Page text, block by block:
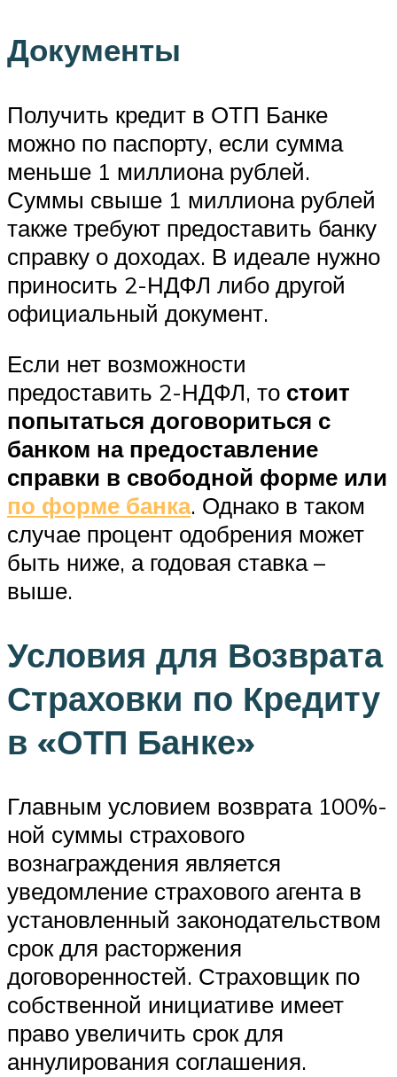
Документы
Получить кредит в ОТП Банке
можно по паспорту, если сумма
меньше 1 миллиона рублей.
Суммы свыше 1 миллиона рублей
также требуют предоставить банку
справку о доходах. В идеале нужно
приносить 2-НДФЛ либо другой
официальный документ.
Если нет возможности
предоставить 2-НДФЛ, то стоит
попытаться договориться с
банком на предоставление
справки в свободной форме или
по форме банка. Однако в таком
случае процент одобрения может
быть ниже, а годовая ставка –
выше.
Условия для Возврата
Страховки по Кредиту
в «ОТП Банке»
Главным условием возврата 100%-
ной суммы страхового
вознаграждения является
уведомление страхового агента в
установленный законодательством
срок для расторжения
договоренностей. Страховщик по
собственной инициативе имеет
право увеличить срок для
аннулирования соглашения.